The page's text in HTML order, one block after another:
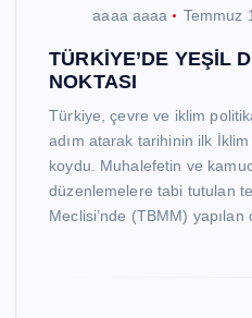
aaaa aaaa Temmuz
TÜRKİYE’DE YEŞİL
NOKTASI
Türkiye, çevre ve iklim
adım atarak tarihinin ilk
koydu. Muhalefetin ve
düzenlemelere tabi tutulan
Meclisi’nde (TBMM) yapılan